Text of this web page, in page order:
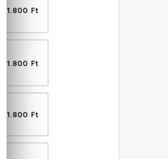
1.800 Ft
1.800 Ft
1.800 Ft